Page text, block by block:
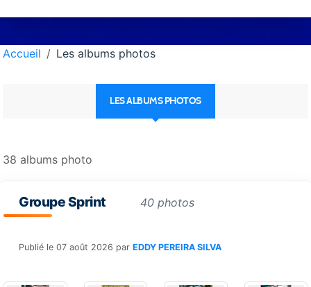
Accueil Les albums photos
LES ALBUMS PHOTOS
38 albums photo
Groupe Sprint 40 photos
Publié le 07 août 2026 par EDDY PEREIRA SILVA